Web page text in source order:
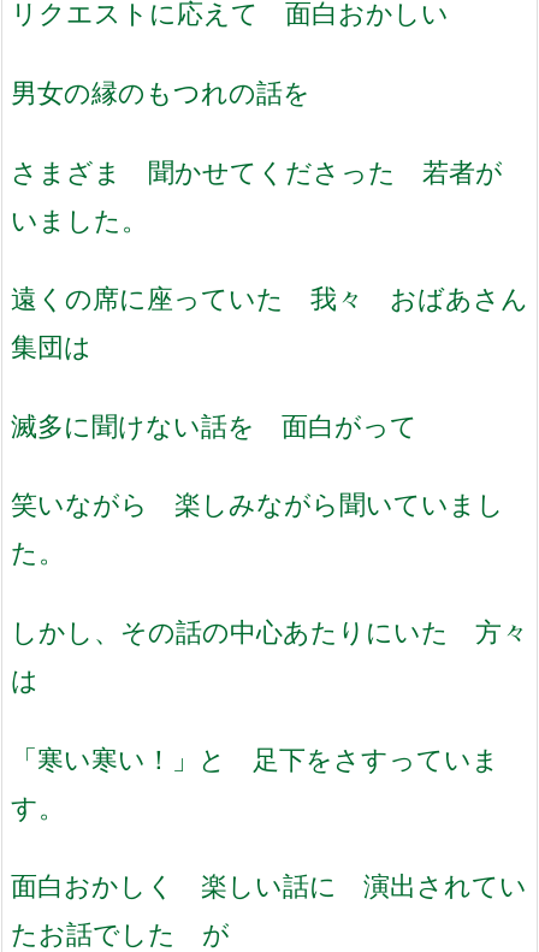
リクエストに応えて 面白おかしい
男女の縁のもつれの話を
さまざま 聞かせてくださった 若者が
いました。
遠くの席に座っていた 我々 おばあさん
集団は
滅多に聞けない話を 面白がって
笑いながら 楽しみながら聞いていまし
た。
しかし、その話の中心あたりにいた 方々
は
「寒い寒い！」と 足下をさすっていま
す。
面白おかしく 楽しい話に 演出されてい
たお話でした が